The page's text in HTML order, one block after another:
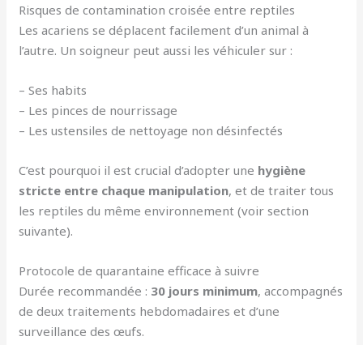
Risques de contamination croisée entre reptiles
Les acariens se déplacent facilement d’un animal à
l’autre. Un soigneur peut aussi les véhiculer sur :
– Ses habits
– Les pinces de nourrissage
– Les ustensiles de nettoyage non désinfectés
C’est pourquoi il est crucial d’adopter une hygiène
stricte entre chaque manipulation, et de traiter tous
les reptiles du même environnement (voir section
suivante).
Protocole de quarantaine efficace à suivre
Durée recommandée : 30 jours minimum, accompagnés
de deux traitements hebdomadaires et d’une
surveillance des œufs.